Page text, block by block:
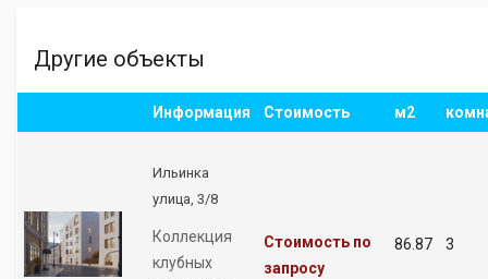
Другие объекты
Информация Стоимость м2
Ильинка
улица, 3/8
Коллекция
клубных
Стоимость по
запросу
86.87 3